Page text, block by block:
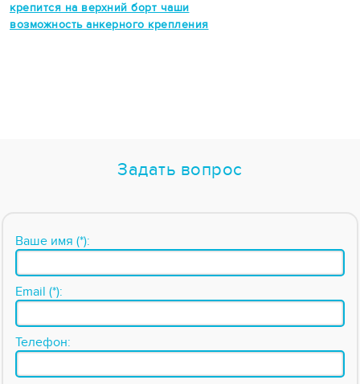
крепится на верхний борт чаши
возможность анкерного крепления
Задать вопрос
Ваше имя (*):
Email (*):
Телефон: